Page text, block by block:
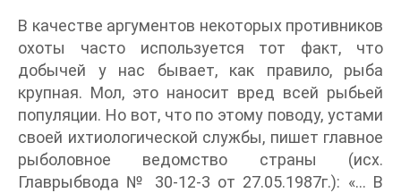
В качестве аргументов некоторых противников
охоты часто используется тот факт, что
добычей у нас бывает, как правило, рыба
крупная. Мол, это наносит вред всей рыбьей
популяции. Но вот, что по этому поводу, устами
своей ихтиологической службы, пишет главное
рыболовное ведомство страны (исх.
Главрыбвода № 30-12-3 от 27.05.1987г.): «… В